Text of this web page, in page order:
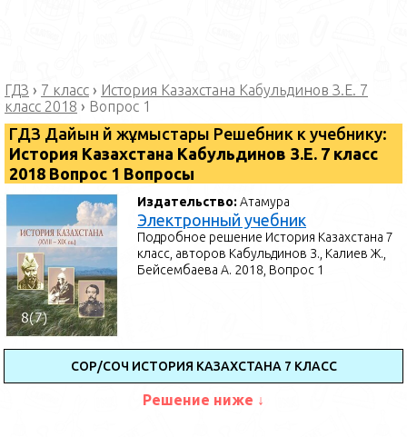
ГДЗ › 7 класс › История Казахстана Кабульдинов З.Е. 7
класс 2018 › Вопрос 1
ГДЗ Дайын үй жұмыстары Решебник к учебнику:
История Казахстана Кабульдинов З.Е. 7 класс
2018 Вопрос 1 Вопросы
Издательство:Атамура
Электронный учебник
Подробное решение История Казахстана 7
класс, авторов Кабульдинов З., Калиев Ж.,
Бейсембаева А. 2018, Вопрос 1
СОР/СОЧ ИСТОРИЯ КАЗАХСТАНА 7 КЛАСС
Решение ниже ↓